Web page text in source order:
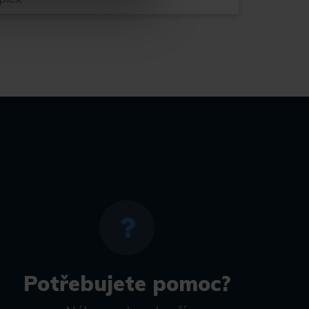
Potřebujete pomoc?